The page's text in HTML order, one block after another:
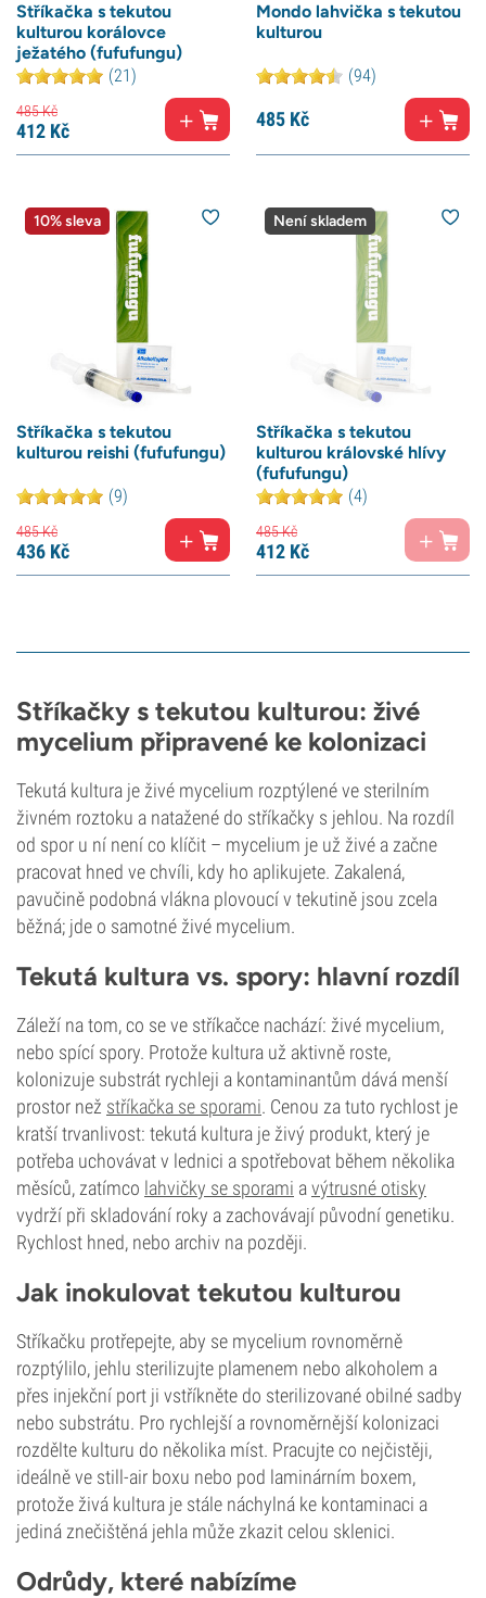
Stříkačka s tekutou
kulturou korálovce
ježatého (fufufungu)
(21)
485Kč
412 Kč
Mondo lahvička s tekutou
kulturou
(94)
485 Kč
10% sleva
Stříkačka s tekutou
kulturou reishi (fufufungu)
(9)
485Kč
436 Kč
Není skladem
Stříkačka s tekutou
kulturou královské hlívy
(fufufungu)
(4)
485Kč
412 Kč
Stříkačky s tekutou kulturou: živé
mycelium připravené ke kolonizaci
Tekutá kultura je živé mycelium rozptýlené ve sterilním
živném roztoku a natažené do stříkačky s jehlou. Na rozdíl
od spor u ní není co klíčit – mycelium je už živé a začne
pracovat hned ve chvíli, kdy ho aplikujete. Zakalená,
pavučině podobná vlákna plovoucí v tekutině jsou zcela
běžná; jde o samotné živé mycelium.
Tekutá kultura vs. spory: hlavní rozdíl
Záleží na tom, co se ve stříkačce nachází: živé mycelium,
nebo spící spory. Protože kultura už aktivně roste,
kolonizuje substrát rychleji a kontaminantům dává menší
prostor než stříkačka se sporami. Cenou za tuto rychlost je
kratší trvanlivost: tekutá kultura je živý produkt, který je
potřeba uchovávat v lednici a spotřebovat během několika
měsíců, zatímco lahvičky se sporami avýtrusné otisky
vydrží při skladování roky a zachovávají původní genetiku.
Rychlost hned, nebo archiv na později.
Jak inokulovat tekutou kulturou
Stříkačku protřepejte, aby se mycelium rovnoměrně
rozptýlilo, jehlu sterilizujte plamenem nebo alkoholem a
přes injekční port ji vstříkněte do sterilizované obilné sadby
nebo substrátu. Pro rychlejší a rovnoměrnější kolonizaci
rozdělte kulturu do několika míst. Pracujte co nejčistěji,
ideálně ve still-air boxu nebo pod laminárním boxem,
protože živá kultura je stále náchylná ke kontaminaci a
jediná znečištěná jehla může zkazit celou sklenici.
Odrůdy, které nabízíme